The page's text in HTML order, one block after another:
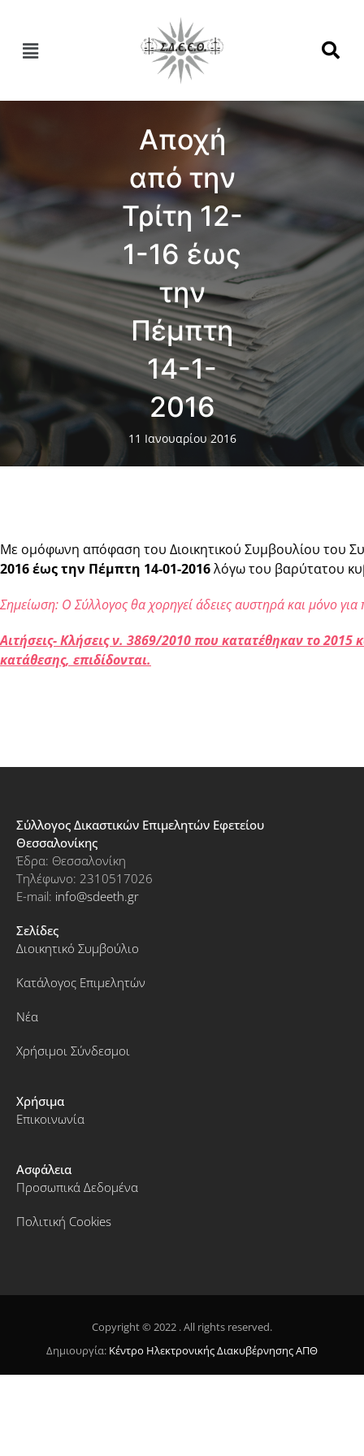
Αποχή
από την
Τρίτη 12-
1-16 έως
την
Πέμπτη
14-1-
2016
11 Ιανουαρίου 2016
Με ομόφωνη απόφαση του Διοικητικού Συμβουλίου του
2016 έως την Πέμπτη 14-01-2016λόγω του βαρύτατου
Σημείωση: Ο Σύλλογος θα χορηγεί άδειες αυστηρά και μόνο
Αιτήσεις- Κλήσεις ν. 3869/2010 που κατατέθηκαν το
κατάθεσης, επιδίδονται.
Σύλλογος Δικαστικών Επιμελητών Εφετείου
Θεσσαλονίκης
Έδρα: Θεσσαλονίκη
Τηλέφωνο: 2310517026
E-mail: info@sdeeth.gr
Σελίδες
Διοικητικό Συμβούλιο
Κατάλογος Επιμελητών
Νέα
Χρήσιμοι Σύνδεσμοι
Χρήσιμα
Επικοινωνία
Ασφάλεια
Προσωπικά Δεδομένα
Πολιτική Cookies
Copyright © 2022 . All rights reserved.
Δημιουργία: Κέντρο Ηλεκτρονικής Διακυβέρνησης ΑΠΘ